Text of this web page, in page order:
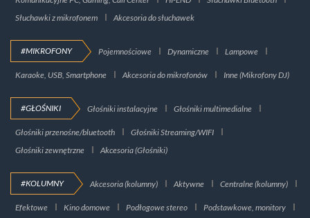
Słuchawki z mikrofonem
Akcesoria do słuchawek
#MIKROFONY Pojemnościowe Dynamiczne Lampowe
Karaoke, USB, Smartphone Akcesoria do mikrofonów Inne (Mikrofony DJ)
#GŁOŚNIKI Głośniki instalacyjne Głośniki multimedialne
Głośniki przenośne/bluetooth
Głośniki Streaming/WIFI
Głośniki zewnętrzne
Akcesoria (Głośniki)
#KOLUMNY Akcesoria (kolumny) Aktywne Centralne (kolumny)
Efektowe Kino domowe Podłogowe stereo Podstawkowe, monitory